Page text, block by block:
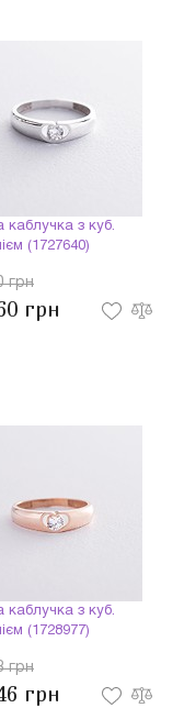
каблучка з куб.
(1727640)
грн
грн
каблучка з куб.
(1728977)
грн
грн